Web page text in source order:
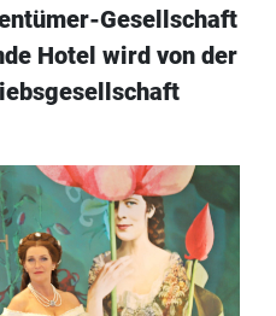
Gesellschaft
Hotel wird von der